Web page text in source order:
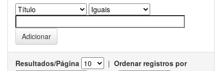
Resultados/Página | Ordenar registros por